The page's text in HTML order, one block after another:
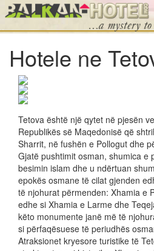
Hotele ne
Tetova është një qytet në pjesën
Republikës së Maqedonisë që
Sharrit, në fushën e Pollogut dhe
Gjatë pushtimit osman, shumica e
besimin islam dhe u ndërtuan
epokës osmane të cilat gjenden
të njohurat përmenden: Xhamia e
edhe si Xhamia e Larme dhe
këto monumente janë më të
si përfaqësuese të periudhës
Atraksionet kryesore turistike të